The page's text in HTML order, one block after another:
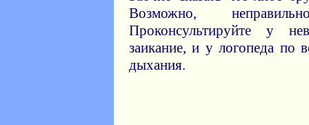
Возможно,
Проконсультируйте у
заикание, и у логопеда по
дыхания.